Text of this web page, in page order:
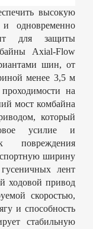
высокую
одновременно
для защиты
Axial-Flow
шин, от
менее 3,5 м
на
мост комбайна
который
усилие и
повреждения
ширину
лент
ходовой привод
скоростью,
и способность
стабильную